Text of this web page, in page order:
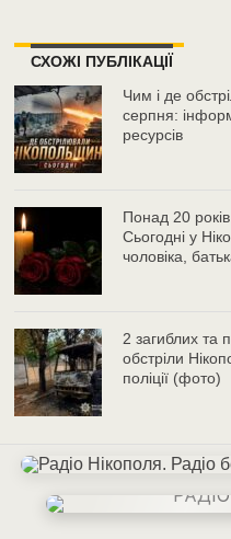
СХОЖІ ПУБЛІКАЦІЇ
Чим і де
серпня:
ресурсів
Понад 20
Сьогодні у
чоловіка,
2 загиблих та
обстріли
поліції (фото)